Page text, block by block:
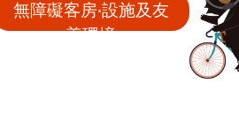
無障礙客房‧設施及友
善環境